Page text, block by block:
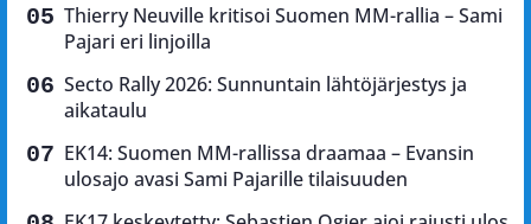
Thierry Neuville kritisoi Suomen MM-rallia – Sami
Pajari eri linjoilla
Secto Rally 2026: Sunnuntain lähtöjärjestys ja
aikataulu
EK14: Suomen MM-rallissa draamaa – Evansin
ulosajo avasi Sami Pajarille tilaisuuden